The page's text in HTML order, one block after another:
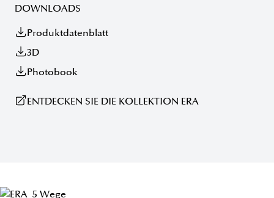
DOWNLOADS
Produktdatenblatt
3D
Photobook
ENTDECKEN SIE DIE KOLLEKTION ERA